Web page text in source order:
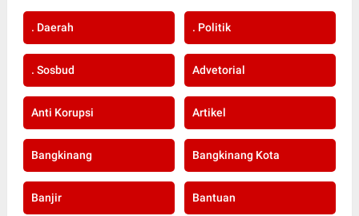
. Daerah . Politik
. Sosbud Advetorial
Anti Korupsi Artikel
Bangkinang Bangkinang Kota
Banjir Bantuan